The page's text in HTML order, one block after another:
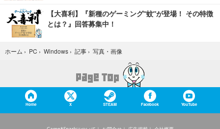
【大喜利】『新種のゲーミング“蚊”が登場！ その特徴
とは？』回答募集中！
ホーム › PC › Windows › 記事 › 写真・画像
Home X STEAM Facebook YouTube